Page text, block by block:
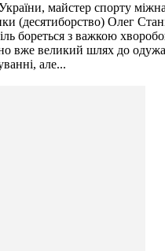
майстер спорту
(десятиборство) Олег
бореться з важкою
вже великий шлях до
але...